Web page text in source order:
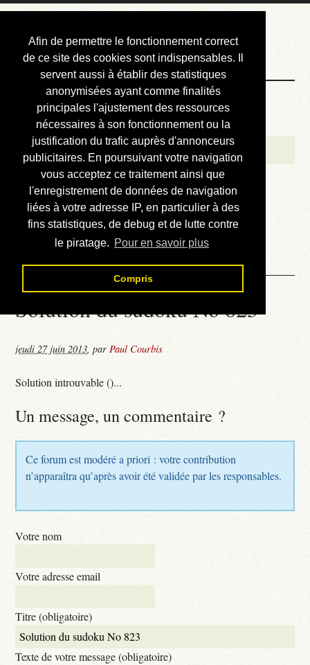
Afin de permettre le fonctionnement correct
de ce site des cookies sont indispensables. Il
servent aussi à établir des statistiques
anonymisées ayant comme finalités
principales l'ajustement des ressources
nécessaires à son fonctionnement ou la
justification du trafic auprès d'annonceurs
publicitaires. En poursuivant votre navigation
vous acceptez ce traitement ainsi que
l'enregistrement de données de navigation
liées à votre adresse IP, en particulier à des
fins statistiques, de debug et de lutte contre
le piratage. Pour en savoir plus
Compris
Courbis, « LE »
Blog Officiel
Bienvenue
Réalisations
Divers (et d’été)
Annonces
Liens externes
Téléchargement
Contact
Solution du sudoku No 823
jeudi 27 juin 2013,parPaul Courbis
Solution introuvable ()...
Un message, un commentaire ?
Ce forum est modéré a priori : votre contribution
n’apparaîtra qu’après avoir été validée par les responsables.
Votre nom
Votre adresse email
Titre (obligatoire)
Texte de votre message (obligatoire)